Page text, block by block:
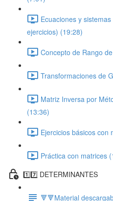
Ecuaciones y
ejercicios) (19:28)
Concepto de Rango
Transformaciones de
Matriz Inversa por
(13:36)
Ejercicios básicos con
Práctica con matrices
1️⃣7️⃣ DETERMINANTES
🔻🔻Material